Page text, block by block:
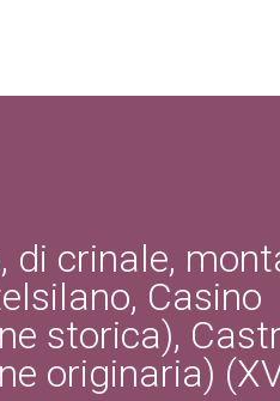
di crinale,
Casino
storica),
originaria)